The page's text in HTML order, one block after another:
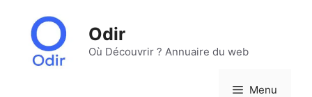
contenu
Odir
Où Découvrir ? Annuaire du web
Menu